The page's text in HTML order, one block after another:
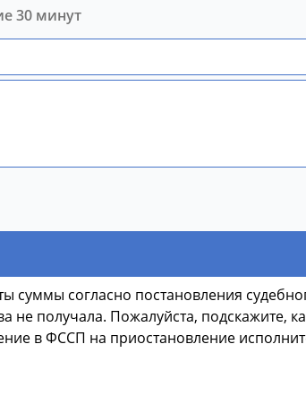
30 минут
суммы согласно постановления
получала. Пожалуйста, подскажите,
в ФССП на приостановление